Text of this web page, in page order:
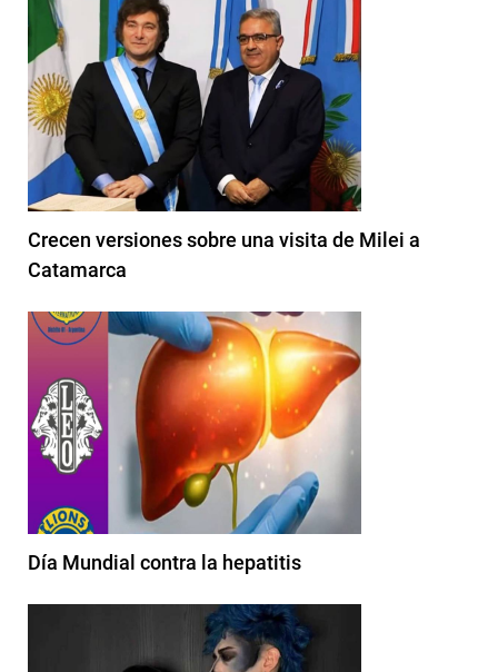
Crecen versiones sobre una visita de Milei a
Catamarca
Día Mundial contra la hepatitis